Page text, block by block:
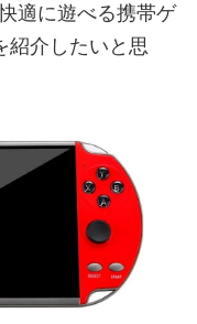
適に遊べる携帯ゲ
紹介したいと思